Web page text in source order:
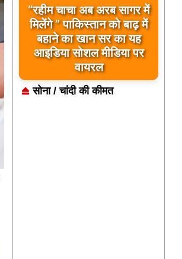
“रहीम चाचा अब अरब सागर में
मिलेंगे ” पाकिस्तान को बाढ़ में
बहाने का खान सर का यह
आइडिया सोशल मीडिया पर
वायरल
सोना / चांदी की कीमत